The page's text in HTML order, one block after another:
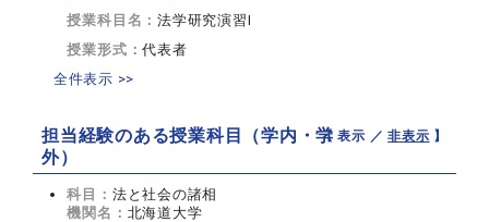
授業科目名：法学研究演習I
授業形式：代表者
全件表示 >>
担当経験のある授業科目（学内・学
外）
【 表示 ／非表示 】
科目： 法と社会の諸相
機関名： 北海道大学